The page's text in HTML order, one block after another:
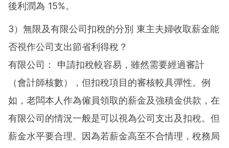
後利潤為 15%。
3）無限及有限公司扣稅的分別 東主夫婦收取薪金能
否視作公司支出節省利得稅？
有限公司： 申請扣稅較容易，雖然需要經過審計
（會計師核數），但扣稅項目的審核較具彈性。例
如，老闆本人作為僱員領取的薪金及強積金供款，在
有限公司的情況一般是可以視為公司支出及扣稅。但
薪金水平要合理。因為若薪金高至不合情理，稅務局